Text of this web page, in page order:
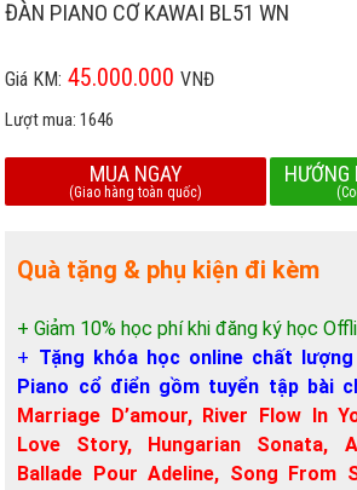
ĐÀN PIANO CƠ KAWAI BL51 WN
Giá KM: 45.000.000VNĐ
Lượt mua:1646
MUA NGAY
(Giao hàng toàn quốc)
HƯỚNG
Quà tặng & phụ kiện đi kèm
+ Giảm 10% học phí khi đăng ký học
+ Tặng khóa học online chất
Piano cổ điển gồm tuyển tập bài
Marriage D’amour, River Flow In
Love Story, Hungarian Sonata,
Ballade Pour Adeline, Song From